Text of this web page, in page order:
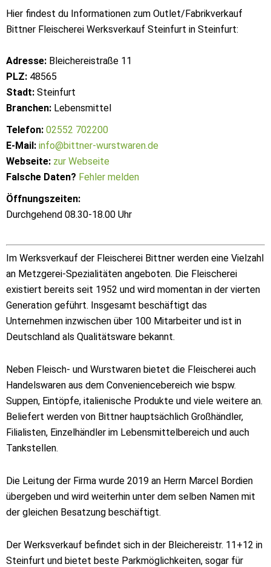
Hier findest du Informationen zum Outlet/Fabrikverkauf
Bittner Fleischerei Werksverkauf Steinfurt in Steinfurt:
Adresse: Bleichereistraße 11
PLZ: 48565
Stadt: Steinfurt
Branchen: Lebensmittel
Telefon: 02552 702200
E-Mail: info@bittner-wurstwaren.de
Webseite: zur Webseite
Falsche Daten? Fehler melden
Öffnungszeiten:
Durchgehend 08.30-18.00 Uhr
Im Werksverkauf der Fleischerei Bittner werden eine Vielzahl
an Metzgerei-Spezialitäten angeboten. Die Fleischerei
existiert bereits seit 1952 und wird momentan in der vierten
Generation geführt. Insgesamt beschäftigt das
Unternehmen inzwischen über 100 Mitarbeiter und ist in
Deutschland als Qualitätsware bekannt.
Neben Fleisch- und Wurstwaren bietet die Fleischerei auch
Handelswaren aus dem Conveniencebereich wie bspw.
Suppen, Eintöpfe, italienische Produkte und viele weitere an.
Beliefert werden von Bittner hauptsächlich Großhändler,
Filialisten, Einzelhändler im Lebensmittelbereich und auch
Tankstellen.
Die Leitung der Firma wurde 2019 an Herrn Marcel Bordien
übergeben und wird weiterhin unter dem selben Namen mit
der gleichen Besatzung beschäftigt.
Der Werksverkauf befindet sich in der Bleichereistr. 11+12 in
Steinfurt und bietet beste Parkmöglichkeiten, sogar für